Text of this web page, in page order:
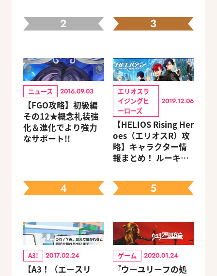
2
ニュース 2016.09.03
【FGO攻略】初級編
その12★概念礼装強
化＆進化でより強力
なサポート!!
3
エリオスラ
イジングヒ
ーローズ
2019.12.06
【HELIOS Rising Her
oes（エリオスR）攻
略】キャラクター情
報まとめ！ ルーキ
キャラを網羅（随時
更新）
4
A3! 2017.02.24
【A3！（エースリ
5
ゲーム 2020.01.24
『ウーユリーフの処